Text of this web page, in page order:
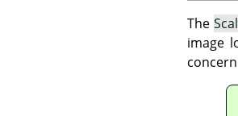
The
image